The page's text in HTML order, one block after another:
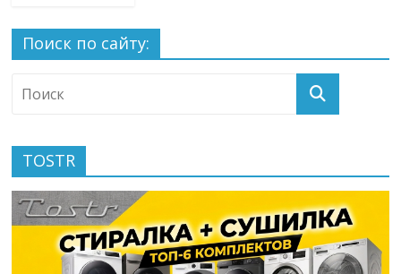
Поиск по сайту:
TOSTR